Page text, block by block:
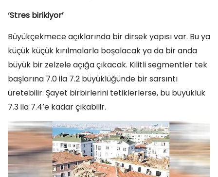
‘Stres birikiyor’
Büyükçekmece açıklarında bir dirsek yapısı var. Bu ya
küçük küçük kırılmalarla boşalacak ya da bir anda
büyük bir zelzele açığa çıkacak. Kilitli segmentler tek
başlarına 7.0 ila 7.2 büyüklüğünde bir sarsıntı
üretebilir. Şayet birbirlerini tetiklerlerse, bu büyüklük
7.3 ila 7.4’e kadar çıkabilir.